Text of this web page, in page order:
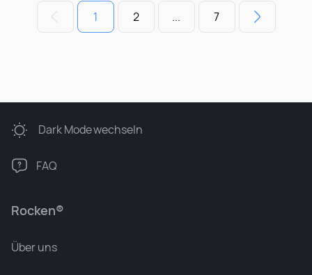
1 2 ... 7
Rocken®
Über uns
Dark Modewechseln
FAQ